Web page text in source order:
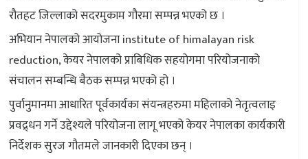
रौतहट जिल्लाको सदरमुकाम गौरमा सम्पन्न भएको छ ।
अभियान नेपालको आयोजना institute of himalayan risk
reduction, केयर नेपालको प्राबिधिक सहयोगमा परियोजनाको
संचालन सम्बन्धि बैठक सम्पन्न भएको हो ।
पुर्वानुमानमा आधारित पूर्वकार्यका संयन्त्रहरुमा महिलाको नेतृत्वलाइ
प्रवद्र्धन गर्ने उद्देश्यले परियोजना लागू भएको केयर नेपालका कार्यकारी
निर्देशक सुरज गौतमले जानकारी दिएका छन् ।